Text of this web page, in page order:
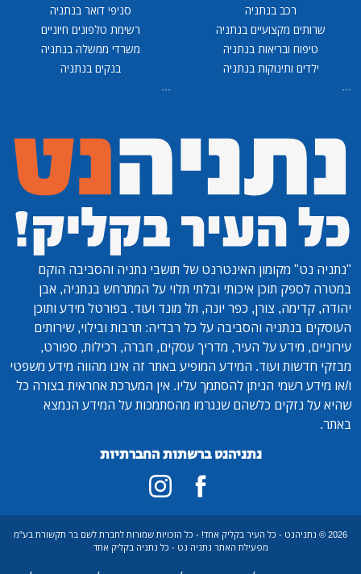
רכב בנתניה
שרותים מקצועיים בנתניה
טיפוח ובריאות בנתניה
ילדים ותינוקות בנתניה
...
סניפי דואר בנתניה
רשימת טלפונים חיוניים
משרדי ממשלה בנתניה
בנקים בנתניה
...
"נתניה נט" מקומון האינטרנט של תושבי נתניה והסביבה הוקם
במטרה לספק תוכן איכותי ובלתי תלוי על המתרחש בנתניה, אבן
יהודה, קדימה, צורן, כפר יונה, תל מונד ועוד. בפורטל מידע ותוכן
העוסקים בנתניה והסביבה על כל רבדיה: תרבות ובילוי, שירותים
עירוניים, מידע על העיר, מדריך עסקים, חברה, רכילות, ספורט,
מבזקי חדשות ועוד. המידע המופיע באתר זה אינו מהווה מידע משפטי
ו/או מידע רשמי הניתן להסתמך עליו. אין המערכת אחראית בצורה כל
שהיא על נזקים כלשהם שנגרמו מהסתמכות על המידע הנמצא
באתר.
נתניהנט ברשתות החברתיות
2026 © נתניהנט - כל העיר בקליק אחד! - כל הזכויות שמורות לחברת לשם בר תקשורת בע"מ
מפעילת האתר נתניה נט - כל נתניה בקליק אחד